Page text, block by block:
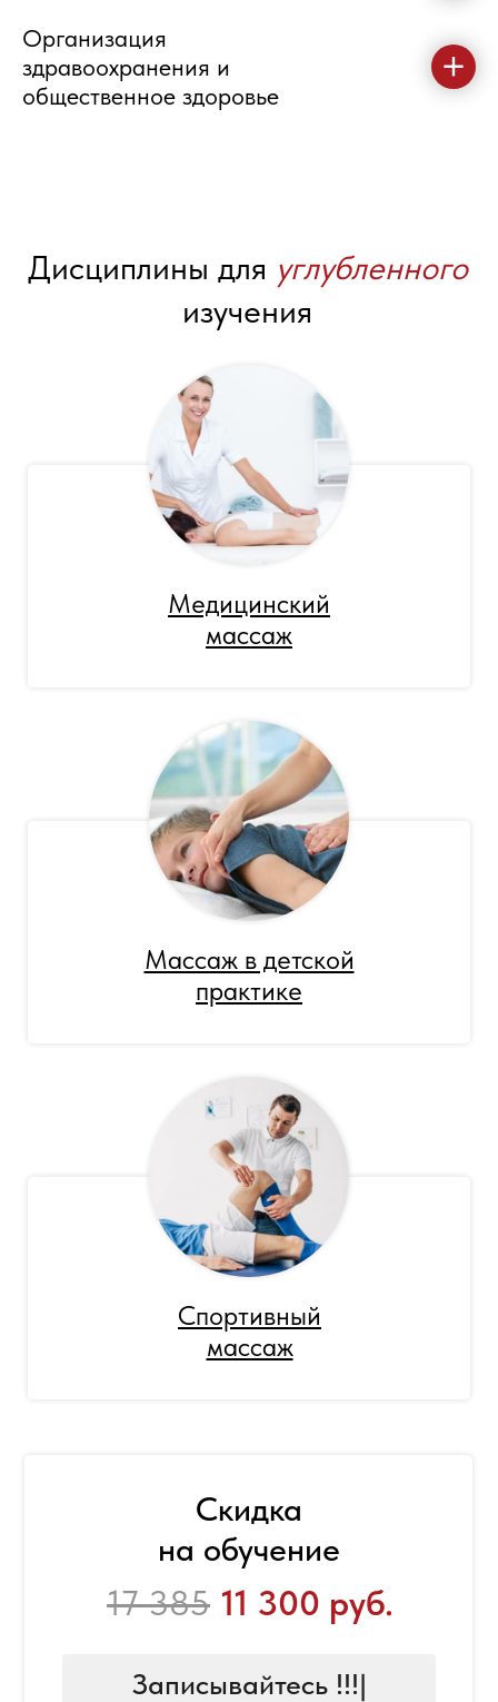
Организация
здравоохранения и
общественное здоровье
Дисциплины для углубленного
изучения
Медицинский
массаж
Спортивный
массаж
Массаж в детской
практике
11 300 руб.
17 385
Скидка
на обучение
Записывайтесь !!!|